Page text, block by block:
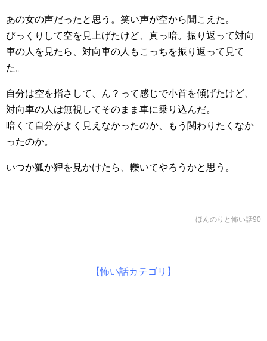
あの女の声だったと思う。笑い声が空から聞こえた。
びっくりして空を見上げたけど、真っ暗。振り返って対向
車の人を見たら、対向車の人もこっちを振り返って見て
た。
自分は空を指さして、ん？って感じで小首を傾げたけど、
対向車の人は無視してそのまま車に乗り込んだ。
暗くて自分がよく見えなかったのか、もう関わりたくなか
ったのか。
いつか狐か狸を見かけたら、轢いてやろうかと思う。
ほんのりと怖い話90
【怖い話カテゴリ】